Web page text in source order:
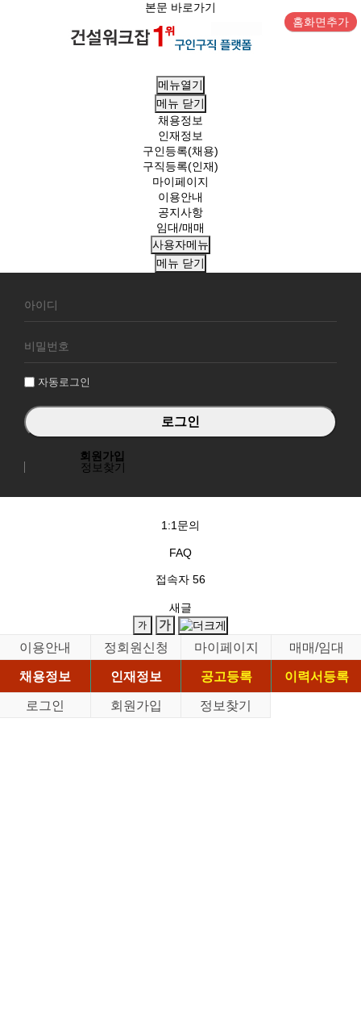
본문 바로가기
홈화면추가
메뉴열기
메뉴 닫기
채용정보
인재정보
구인등록(채용)
구직등록(인재)
마이페이지
이용안내
공지사항
임대/매매
사용자메뉴
메뉴 닫기
원
그
자동로그인
회원가입
정보찾기
1:1문의
FAQ
접속자 56
새글
이용안내 정회원신청 마이페이지
매매/임대
채용정보
인재정보 공고등록
이력서등록
로그인
회원가입 정보찾기